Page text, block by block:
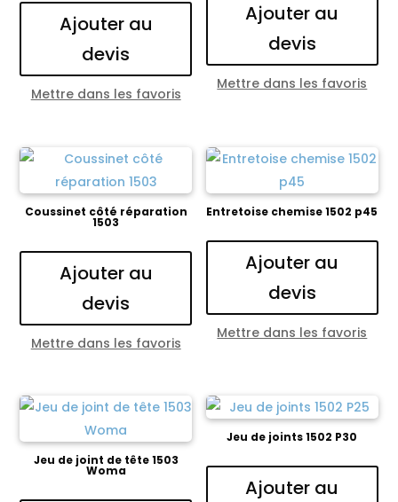
Ajouter au
devis
Mettre dans les favoris
Ajouter au
devis
Mettre dans les favoris
Coussinet côté réparation
1503
Ajouter au
devis
Mettre dans les favoris
Entretoise chemise 1502 p45
Ajouter au
devis
Mettre dans les favoris
Jeu de joint de tête 1503
Woma
Jeu de joints 1502 P30
Ajouter au